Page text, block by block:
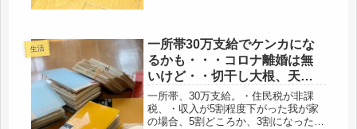
生活
一所帯30万支給でケンカにな
るかも・・・コロナ離婚は無
いけど・・切干し大根、天ぷ
ら蕎麦
一所帯、30万支給。・住民税が非課
税、・収入が5割程度下がった我が家
の場合、5割どころか、3割になった。